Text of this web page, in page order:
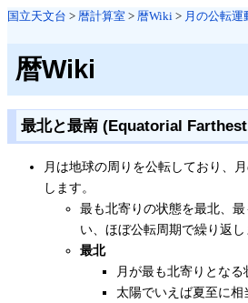
国立天文台 > 暦計算室 > 暦Wiki > 月の公転運
暦Wiki
最北と最南 (Equatorial
月は地球の周りを公転しており、
します。
最も北寄りの状態を最北、
い、ほぼ公転周期で繰り返し
最北
月が最も北寄りとなる
太陽でいえば夏至に相